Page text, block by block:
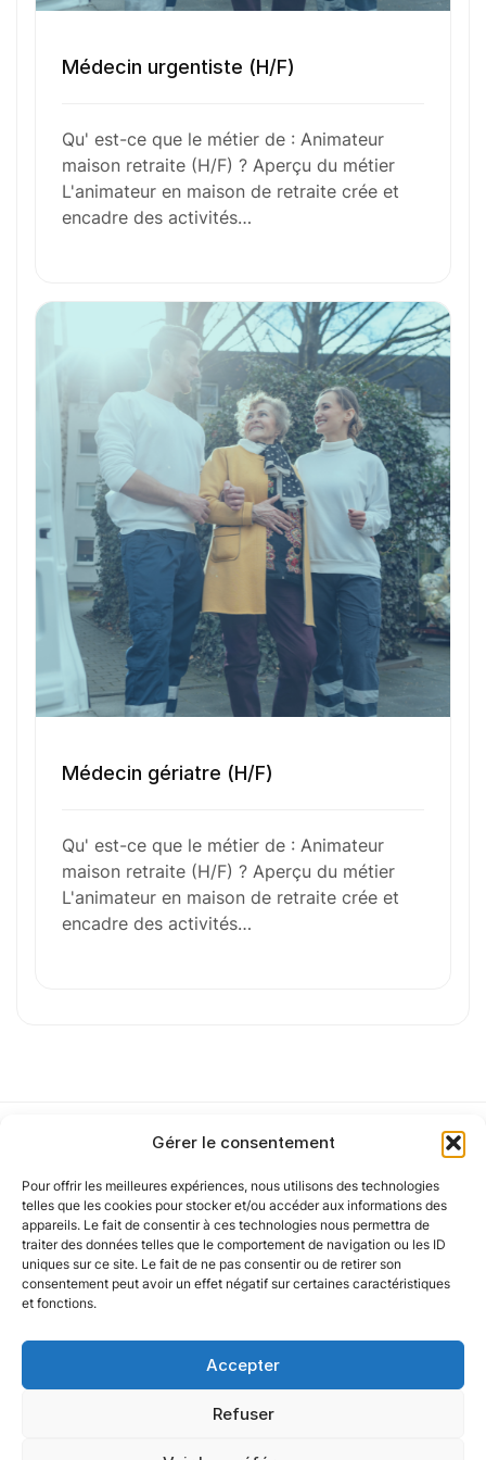
Gérer le consentement
Pour offrir les meilleures expériences, nous utilisons des technologies
telles que les cookies pour stocker et/ou accéder aux informations des
appareils. Le fait de consentir à ces technologies nous permettra de
traiter des données telles que le comportement de navigation ou les ID
uniques sur ce site. Le fait de ne pas consentir ou de retirer son
consentement peut avoir un effet négatif sur certaines caractéristiques
et fonctions.
Accepter
Refuser
l’aventure avecnous?
N’attendez plus !
Déposez votrecandidature
spontanée
Votre e-mail
Numéro de téléphone
Sélectionner une agence Oxygène Intérim/ BTT
Votre CV
ou
J'accepte lesmentions légaleset lapolitique
de confidentialité
Médecin urgentiste (H/F)
Qu' est-ce que le métier de : Animateur
maison retraite (H/F) ? Aperçu du métier
L'animateur en maison de retraite crée et
encadre des activités…
Médecin gériatre (H/F)
Qu' est-ce que le métier de : Animateur
maison retraite (H/F) ? Aperçu du métier
L'animateur en maison de retraite crée et
encadre des activités…
Notre politique
Nos agences
Nos autres marques
Nos réseaux